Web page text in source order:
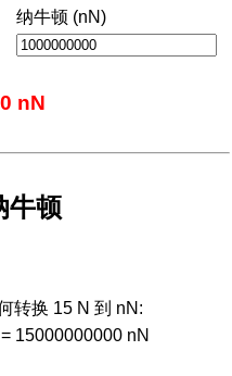
纳牛顿 (nN)
nN
牛顿
转换 15 N 到 nN:
15000000000 nN